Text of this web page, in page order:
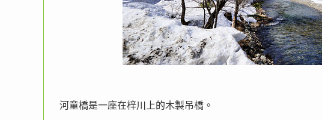
河童橋是一座在梓川上的木製吊橋。